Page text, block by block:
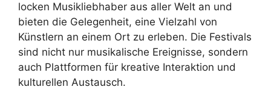
locken Musikliebhaber aus aller Welt an und
bieten die Gelegenheit, eine Vielzahl von
Künstlern an einem Ort zu erleben. Die Festivals
sind nicht nur musikalische Ereignisse, sondern
auch Plattformen für kreative Interaktion und
kulturellen Austausch.